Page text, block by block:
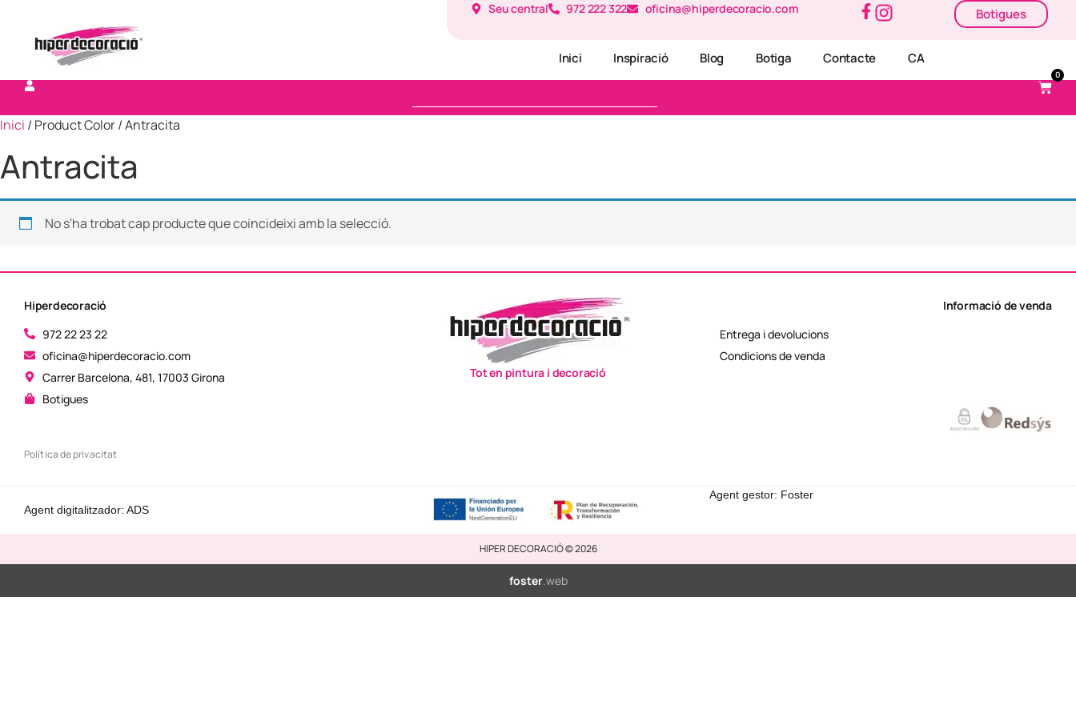
Seu central 972 222 322 oficina@hiperdecoracio.com Botigues
Inici Inspiració Blog Botiga Contacte CA
0
Inici / Product Color / Antracita
Antracita
No s'ha trobat cap producte que coincideixi amb la selecció.
Hiperdecoració
972 22 23 22
oficina@hiperdecoracio.com
Carrer Barcelona, 481, 17003 Girona
Botigues
Política de privacitat
Tot en pintura i decoració
Informació de venda
Entrega i devolucions
Condicions de venda
Agent digitalitzador: ADS
Agent gestor: Foster
HIPER DECORACIÓ © 2026
foster.web